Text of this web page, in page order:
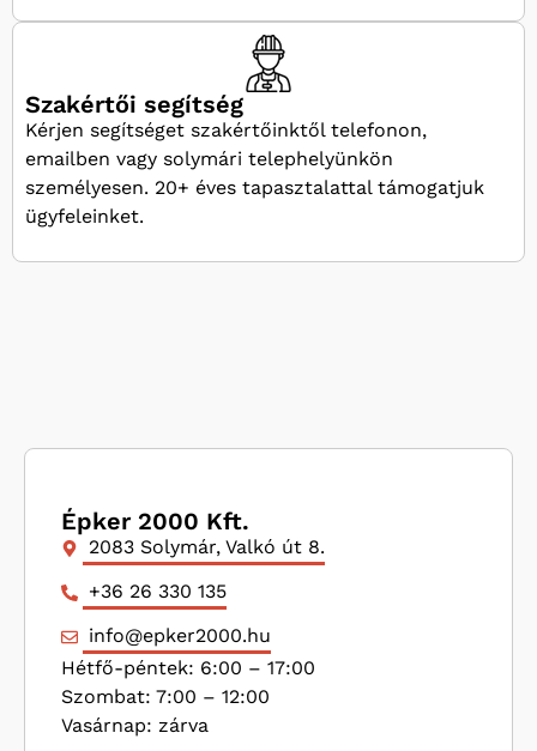
Szakértői segítség
Kérjen segítséget szakértőinktől telefonon,
emailben vagy solymári telephelyünkön
személyesen. 20+ éves tapasztalattal támogatjuk
ügyfeleinket.
Épker 2000 Kft.
2083 Solymár, Valkó út 8.
+36 26 330 135
info@epker2000.hu
Hétfő-péntek: 6:00 – 17:00
Szombat: 7:00 – 12:00
Vasárnap: zárva